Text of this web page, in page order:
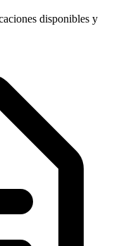
disponibles y